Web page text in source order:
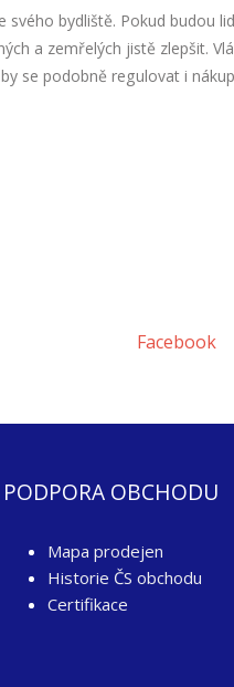
svého bydliště. Pokud
a zemřelých jistě zlepšit.
se podobně regulovat i
Facebook
PODPORA OBCHODU
Mapa prodejen
Historie ČS obchodu
Certifikace